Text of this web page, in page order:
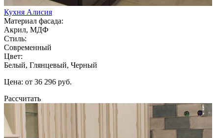
Кухня Алисия
Материал фасада:
Акрил, МДФ
Стиль:
Современный
Цвет:
Белый, Глянцевый, Черный
Цена: от 36 296 руб.
Рассчитать